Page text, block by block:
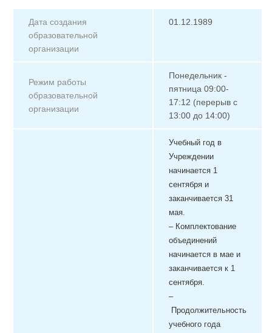
Дата создания
образовательной
организации
01.12.1989
Режим работы
образовательной
организации
Понедельник -
пятница 09:00-
17:12 (перерыв с
13:00 до 14:00)
Учебный год в
Учреждении
начинается 1
сентября и
заканчивается 31
мая.
–Комплектование
объединений
начинается в мае и
заканчивается к 1
сентября.
–
Продолжительность
учебного года